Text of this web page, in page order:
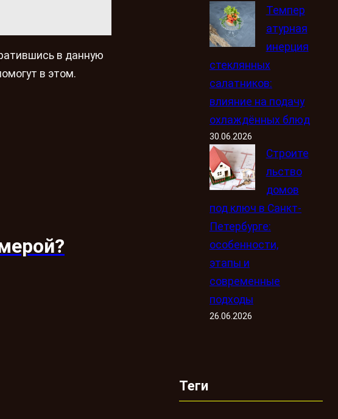
в данную
в этом.
Темпер
атурная
инерция
стеклянных
салатников:
влияние на подачу
охлаждённых блюд
30.06.2026
Строите
льство
домов
под ключ в Санкт-
Петербурге:
особенности,
этапы и
современные
подходы
26.06.2026
Теги